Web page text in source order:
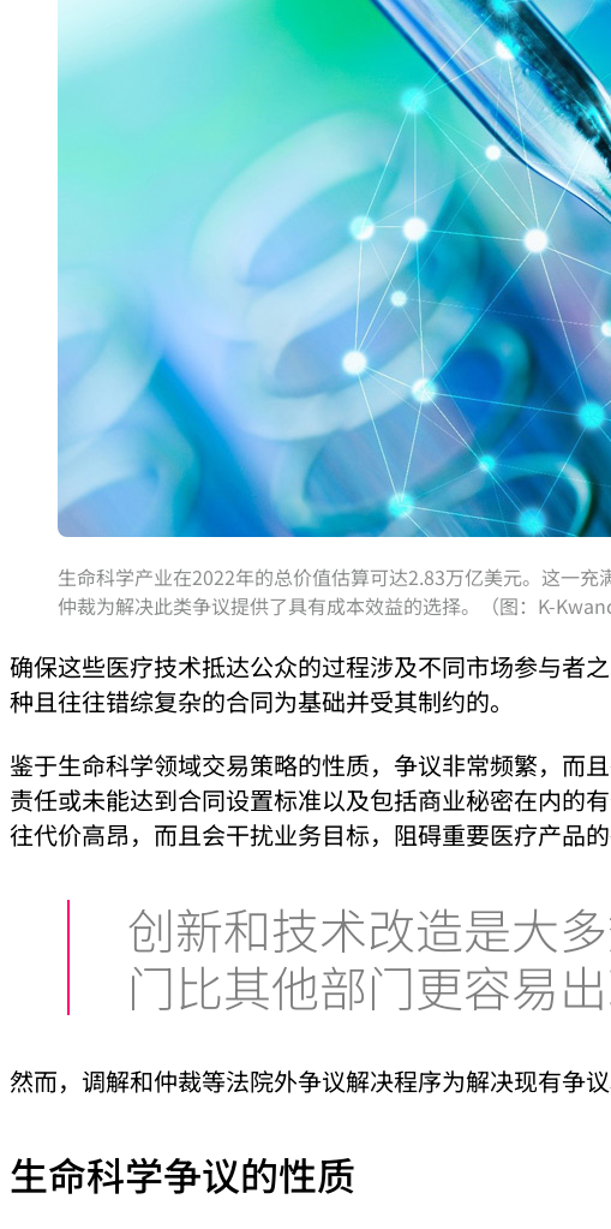
生命科学产业在2022年的总价值估算可达2.83万亿美元。这一
仲裁为解决此类争议提供了具有成本效益的选择。（图：K-
确保这些医疗技术抵达公众的过程涉及不同市场参与者
种且往往错综复杂的合同为基础并受其制约的。
鉴于生命科学领域交易策略的性质，争议非常频繁，而
责任或未能达到合同设置标准以及包括商业秘密在内的
往代价高昂，而且会干扰业务目标，阻碍重要医疗产品
创新和技术改造是大
门比其他部门更容易出
然而，调解和仲裁等法院外争议解决程序为解决现有争
生命科学争议的性质